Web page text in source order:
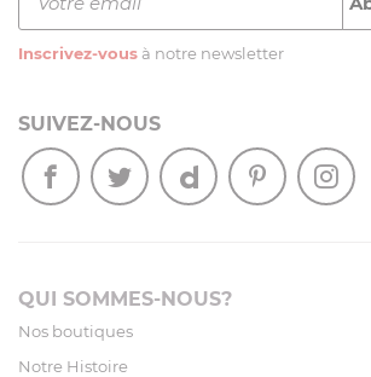
Inscrivez-vous à notre newsletter
SUIVEZ-NOUS
QUI SOMMES-NOUS?
Nos boutiques
Notre Histoire